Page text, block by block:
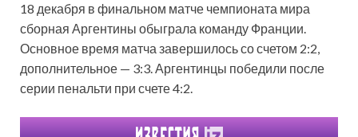
18 декабря в финальном матче чемпионата мира
сборная Аргентины обыграла команду Франции.
Основное время матча завершилось со счетом 2:2,
дополнительное — 3:3. Аргентинцы победили после
серии пенальти при счете 4:2.